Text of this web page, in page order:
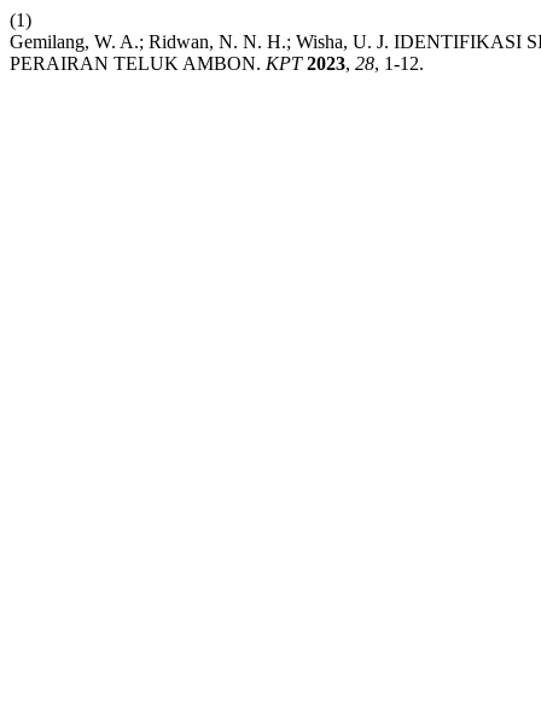
(1)
Gemilang, W. A.; Ridwan, N. N. H.; Wisha, U. J.
PERAIRAN TELUK AMBON. KPT 2023, 28, 1-12.